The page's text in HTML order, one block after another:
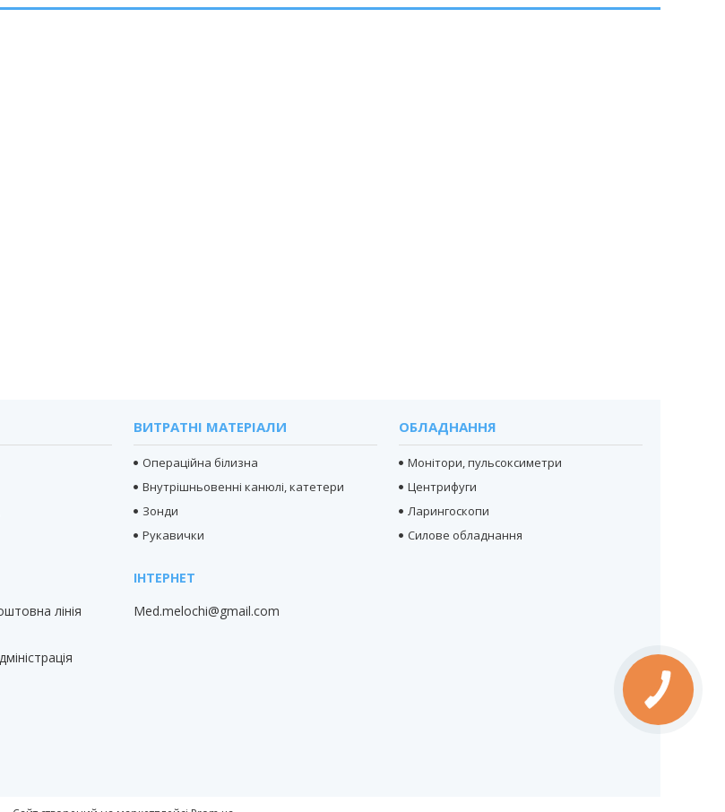
ВИТРАТНІ МАТЕРІАЛИ
Операційна білизна
Внутрішньовенні канюлі, катетери
Зонди
Рукавички
ОБЛАДНАННЯ
Монітори, пульсоксиметри
Центрифуги
Ларингоскопи
Силове обладнання
лінія
Med.melochi@gmail.com